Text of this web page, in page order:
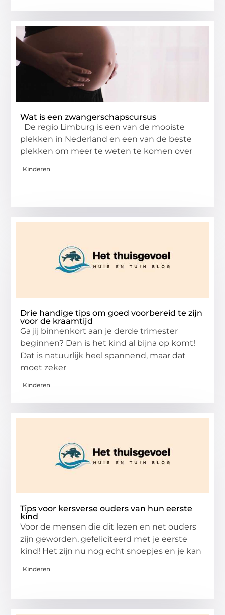
Wat is een zwangerschapscursus
De regio Limburg is een van de mooiste
plekken in Nederland en een van de beste
plekken om meer te weten te komen over
Kinderen
Drie handige tips om goed voorbereid te zijn
voor de kraamtijd
Ga jij binnenkort aan je derde trimester
beginnen? Dan is het kind al bijna op komt!
Dat is natuurlijk heel spannend, maar dat
moet zeker
Kinderen
Tips voor kersverse ouders van hun eerste
kind
Voor de mensen die dit lezen en net ouders
zijn geworden, gefeliciteerd met je eerste
kind! Het zijn nu nog echt snoepjes en je kan
Kinderen